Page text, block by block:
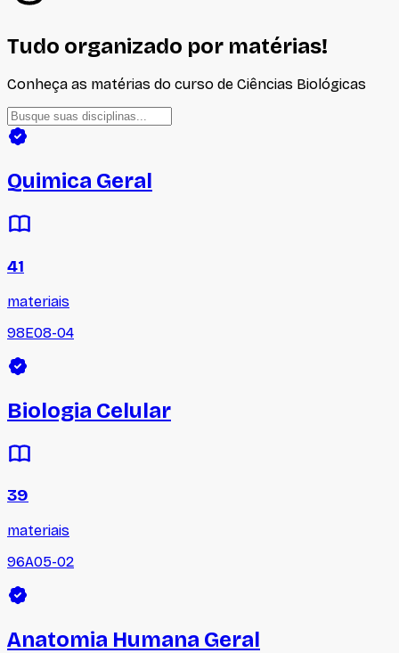
Tudo organizado por matérias!
Conheça as matérias do curso de Ciências Biológicas
Quimica Geral
41
materiais
98E08-04
Biologia Celular
39
materiais
96A05-02
Anatomia Humana Geral